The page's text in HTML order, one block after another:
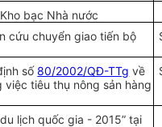
bạc Nhà nước
cứu chuyển giao tiến bộ
số80/2002/QĐ-TTg về
tiêu thụ nông sản hàng
lịch quốc gia - 2015” tại